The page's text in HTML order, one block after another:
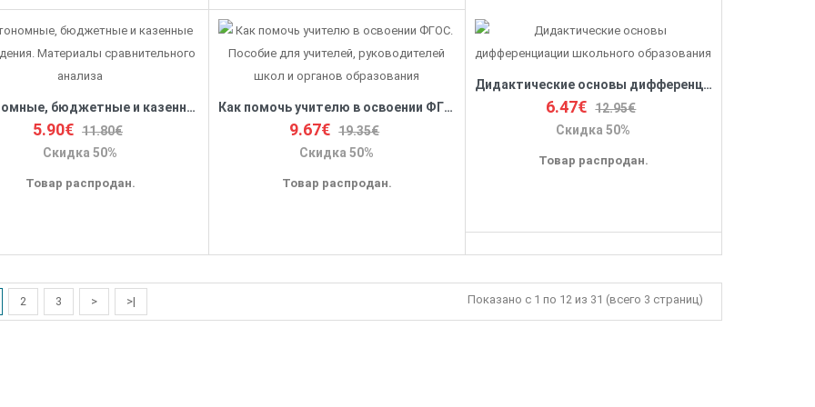
Автономные, бюджетные и казенные учреждения. Материалы сравнительного анализа
5.90€ 11.80€
Скидка 50%
Товар распродан.
Как помочь учителю в освоении ФГОС. Пособие для учителей, руководителей школ и органов образования
9.67€ 19.35€
Скидка 50%
Товар распродан.
Дидактические основы дифференциации школьного образования
6.47€ 12.95€
Скидка 50%
Товар распродан.
2 3 > >| Показано с 1 по 12 из 31 (всего 3 страниц)